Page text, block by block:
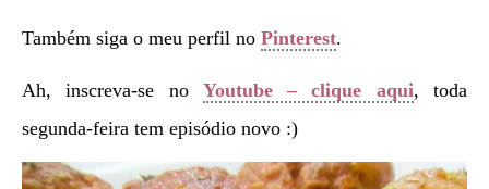
Também siga o meu perfil no Pinterest.
Ah, inscreva-se no Youtube – clique aqui, toda
segunda-feira tem episódio novo :)